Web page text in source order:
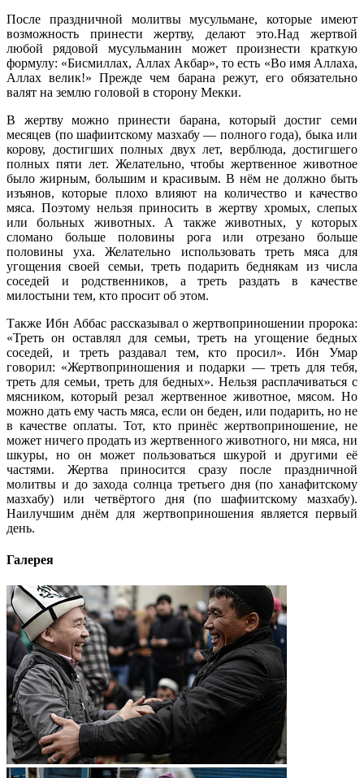
После праздничной молитвы мусульмане, которые имеют
возможность принести жертву, делают это.Над жертвой
любой рядовой мусульманин может произнести краткую
формулу: «Бисмиллах, Аллах Акбар», то есть «Во имя Аллаха,
Аллах велик!» Прежде чем барана режут, его обязательно
валят на землю головой в сторону Мекки.
В жертву можно принести барана, который достиг семи
месяцев (по шафиитскому мазхабу — полного года), быка или
корову, достигших полных двух лет, верблюда, достигшего
полных пяти лет. Желательно, чтобы жертвенное животное
было жирным, большим и красивым. В нём не должно быть
изъянов, которые плохо влияют на количество и качество
мяса. Поэтому нельзя приносить в жертву хромых, слепых
или больных животных. А также животных, у которых
сломано больше половины рога или отрезано больше
половины уха. Желательно использовать треть мяса для
угощения своей семьи, треть подарить беднякам из числа
соседей и родственников, а треть раздать в качестве
милостыни тем, кто просит об этом.
Также Ибн Аббас рассказывал о жертвоприношении пророка:
«Треть он оставлял для семьи, треть на угощение бедных
соседей, и треть раздавал тем, кто просил». Ибн Умар
говорил: «Жертвоприношения и подарки — треть для тебя,
треть для семьи, треть для бедных». Нельзя расплачиваться с
мясником, который резал жертвенное животное, мясом. Но
можно дать ему часть мяса, если он беден, или подарить, но не
в качестве оплаты. Тот, кто принёс жертвоприношение, не
может ничего продать из жертвенного животного, ни мяса, ни
шкуры, но он может пользоваться шкурой и другими её
частями. Жертва приносится сразу после праздничной
молитвы и до захода солнца третьего дня (по ханафитскому
мазхабу) или четвёртого дня (по шафиитскому мазхабу).
Наилучшим днём для жертвоприношения является первый
день.
Галерея